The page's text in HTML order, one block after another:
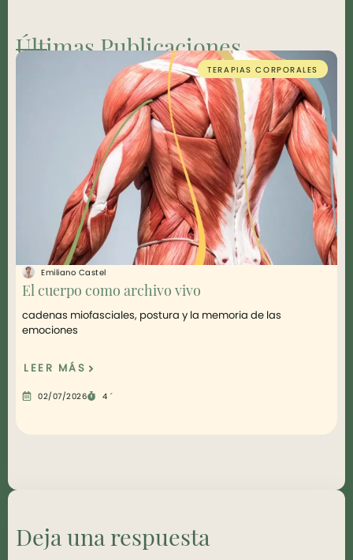
Últimas Publicaciones
TERAPIAS CORPORALES
Emiliano Castel
El cuerpo como archivo vivo
cadenas miofasciales, postura y la memoria de las
emociones
LEER MÁS
02/07/2026 4 ´
Deja una respuesta